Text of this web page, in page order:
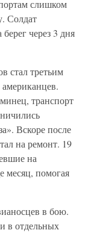
слишком
Солдат
через 3 дня
стал третьим
транспорт
Вскоре после
на ремонт. 19
на
месяц, помогая
в бою.
в отдельных